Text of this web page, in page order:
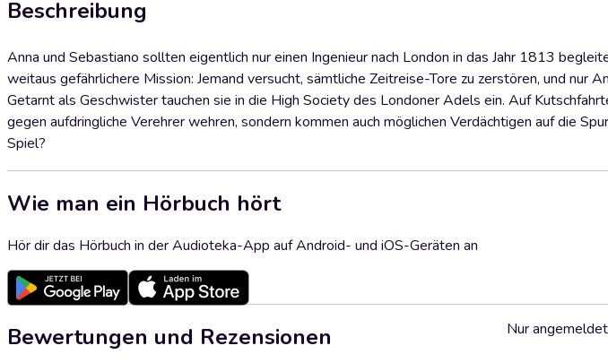
Beschreibung
Anna und Sebastiano sollten eigentlich nur einen Ingenieur nach London in das Jahr 1813
weitaus gefährlichere Mission: Jemand versucht, sämtliche Zeitreise-Tore zu zerstören, und nur
Getarnt als Geschwister tauchen sie in die High Society des Londoner Adels ein. Auf
gegen aufdringliche Verehrer wehren, sondern kommen auch möglichen Verdächtigen auf die
Spiel?
Wie man ein Hörbuch hört
Hör dir das Hörbuch in der Audioteka-App auf Android- und iOS-Geräten an
Bewertungen und Rezensionen Nur